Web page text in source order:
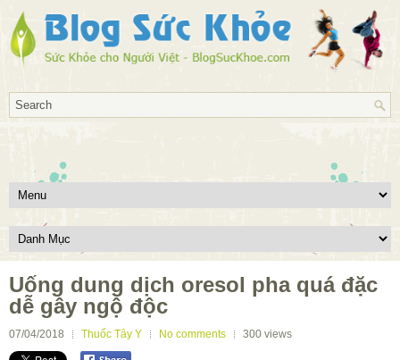
Uống dung dịch oresol pha quá đặc
dễ gây ngộ độc
07/04/2018 Thuốc Tây Y No comments 300 views